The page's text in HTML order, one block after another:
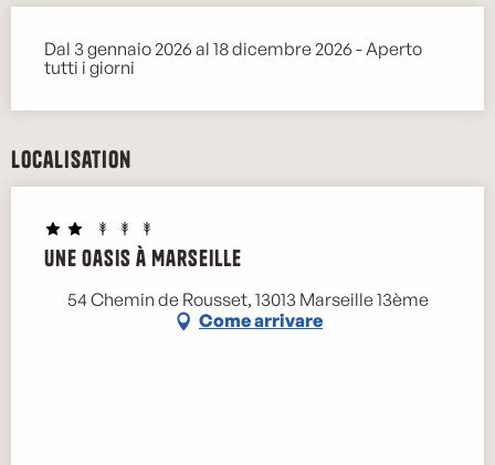
Dal 3 gennaio 2026 al 18 dicembre 2026 - Aperto
tutti i giorni
Localisation
Une Oasis à Marseille
54 Chemin de Rousset, 13013 Marseille 13ème
Come arrivare